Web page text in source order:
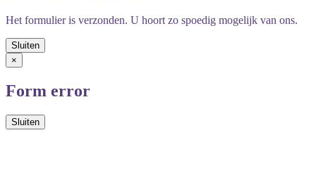
Het formulier is verzonden. U hoort zo spoedig mogelijk van ons.
×
Form error